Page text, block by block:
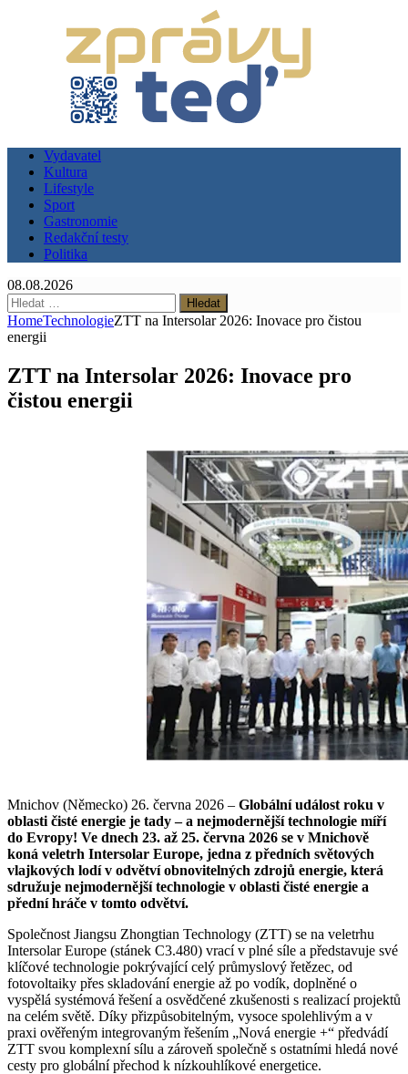
Vydavatel
Kultura
Lifestyle
Sport
Gastronomie
Redakční testy
Politika
08.08.2026
Vyhledávání
HomeTechnologieZTT na Intersolar 2026: Inovace pro čistou
energii
ZTT na Intersolar 2026: Inovace pro
čistou energii
Mnichov (Německo) 26. června 2026 – Globální událost roku v
oblasti čisté energie je tady – a nejmodernější technologie míří
do Evropy! Ve dnech 23. až 25. června 2026 se v Mnichově
koná veletrh Intersolar Europe, jedna z předních světových
vlajkových lodí v odvětví obnovitelných zdrojů energie, která
sdružuje nejmodernější technologie v oblasti čisté energie a
přední hráče v tomto odvětví.
Společnost Jiangsu Zhongtian Technology (ZTT) se na veletrhu
Intersolar Europe (stánek C3.480) vrací v plné síle a představuje své
klíčové technologie pokrývající celý průmyslový řetězec, od
fotovoltaiky přes skladování energie až po vodík, doplněné o
vyspělá systémová řešení a osvědčené zkušenosti s realizací projektů
na celém světě. Díky přizpůsobitelným, vysoce spolehlivým a v
praxi ověřeným integrovaným řešením „Nová energie +“ předvádí
ZTT svou komplexní sílu a zároveň společně s ostatními hledá nové
cesty pro globální přechod k nízkouhlíkové energetice.